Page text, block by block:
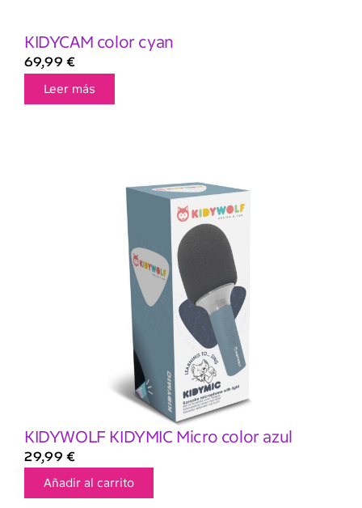
KIDYCAM color cyan
69,99 €
Leer más
KIDYWOLF KIDYMIC Micro color azul
29,99 €
Añadir al carrito